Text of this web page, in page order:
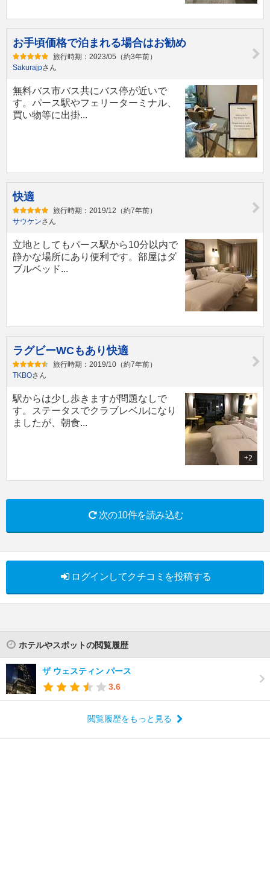
お手頃価格で泊まれる場合はお勧め
旅行時期：2023/05（約3年前）
Sakurajpさん
無料バス市バス共にバス停が近いで
す。パース駅やフェリーターミナル、
買い物等に出掛...
快適
旅行時期：2019/12（約7年前）
サウケンさん
立地としてもパース駅から10分以内で
静かな場所にあり便利です。部屋はダ
ブルベッド...
ラグビーWCもあり快適
旅行時期：2019/10（約7年前）
TKBOさん
+2
駅からは少し歩きますが問題なしで
す。ステータスでクラブレベルになり
ましたが、朝食...
次の10件を読み込む
ログインしてクチコミを投稿する
ホテルやスポットの閲覧履歴
ザ ウェスティン パース
3.6
閲覧履歴をもっと見る